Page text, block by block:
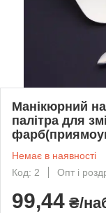
Манікюрний
палітра для
Немає в наявності
Код: 2
Опт і
99,44 ₴/